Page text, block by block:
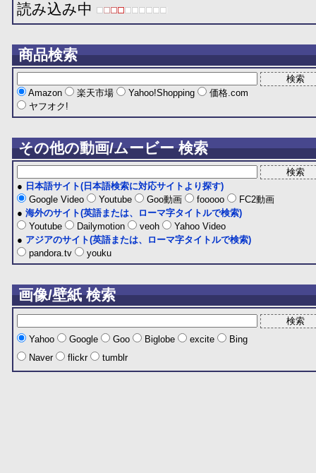
読み込み中
商品検索
Amazon 楽天市場 Yahoo!Shopping
価格.com
ヤフオク!
その他の動画/ムービー 検索
● 日本語サイト(日本語検索に対応サイトより探す)
Google Video
Youtube Goo動画 fooooo
FC2動画
● 海外のサイト(英語または、ローマ字タイトルで検索)
Youtube
Dailymotion veoh
Yahoo Video
● アジアのサイト(英語または、ローマ字タイトルで検索)
pandora.tv
youku
画像/壁紙 検索
Yahoo Google Goo Biglobe excite
Bing
Naver
flickr tumblr